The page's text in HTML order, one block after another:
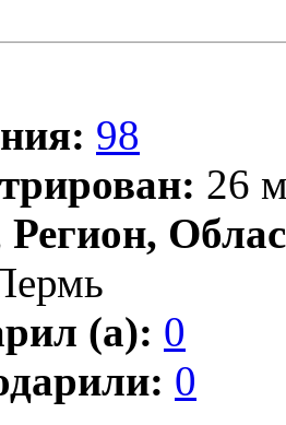
98
26
(а): 0
0